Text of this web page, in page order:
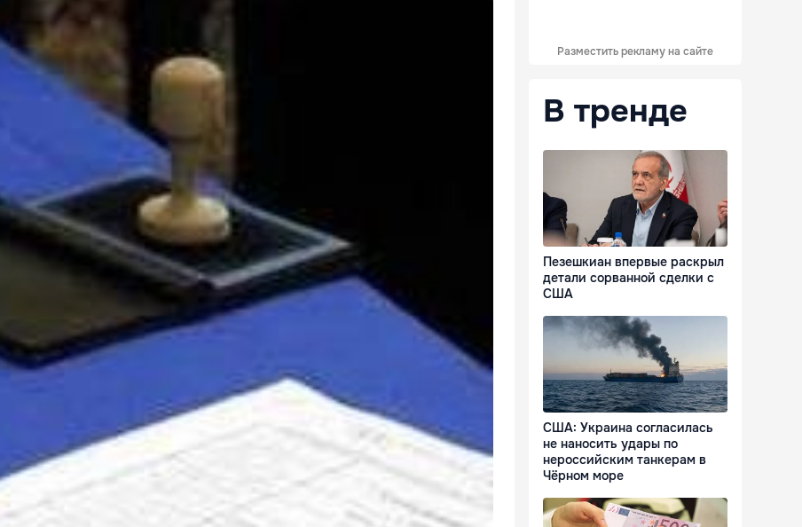
Разместить рекламу на сайте
В тренде
Пезешкиан впервые раскрыл
детали сорванной сделки с
США
США: Украина согласилась
не наносить удары по
нероссийским танкерам в
Чёрном море